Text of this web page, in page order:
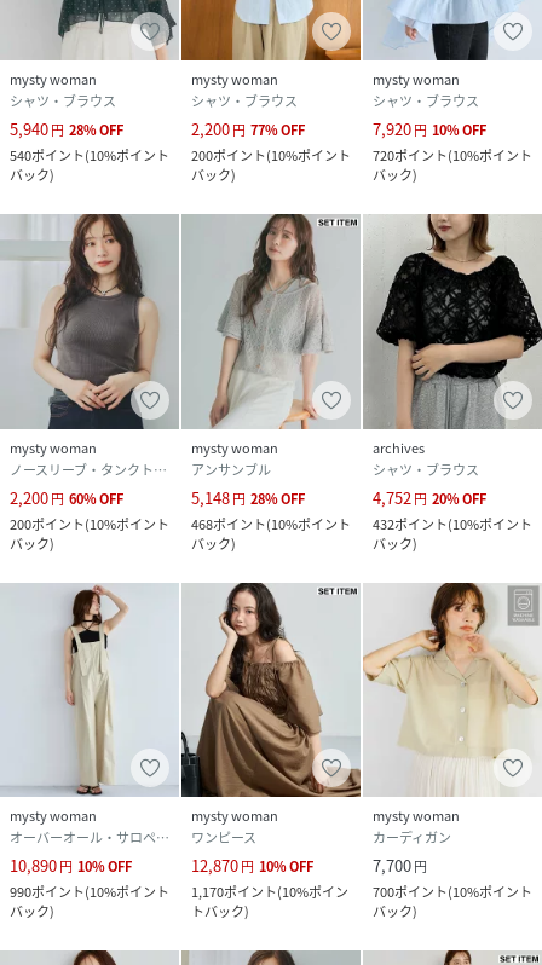
mysty woman
シャツ・ブラウス
5,940円 28%OFF
540ポイント(10%ポイント
バック)
mysty woman
シャツ・ブラウス
2,200円 77%OFF
200ポイント(10%ポイント
バック)
mysty woman
シャツ・ブラウス
7,920円 10%OFF
720ポイント(10%ポイント
バック)
mysty woman
ノースリーブ・タンクトップ
2,200円 60%OFF
200ポイント(10%ポイント
バック)
mysty woman
アンサンブル
5,148円 28%OFF
468ポイント(10%ポイント
バック)
archives
シャツ・ブラウス
4,752 円 20%OFF
432ポイント(10%ポイント
バック)
mysty woman
オーバーオール・サロペット
10,890円 10%OFF
990ポイント(10%ポイント
バック)
mysty woman
ワンピース
12,870円 10%OFF
1,170ポイント(10%ポイン
トバック)
mysty woman
カーディガン
7,700円
700ポイント(10%ポイント
バック)